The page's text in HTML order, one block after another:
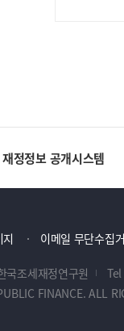
재정정보 공개시스템
이메일 무단수집
조세재정연구원
FINANCE. ALL